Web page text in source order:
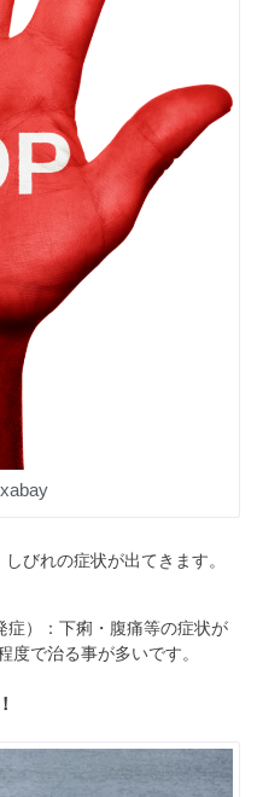
びれの症状が出てきます。
症）：下痢・腹痛等の症状が
度で治る事が多いです。